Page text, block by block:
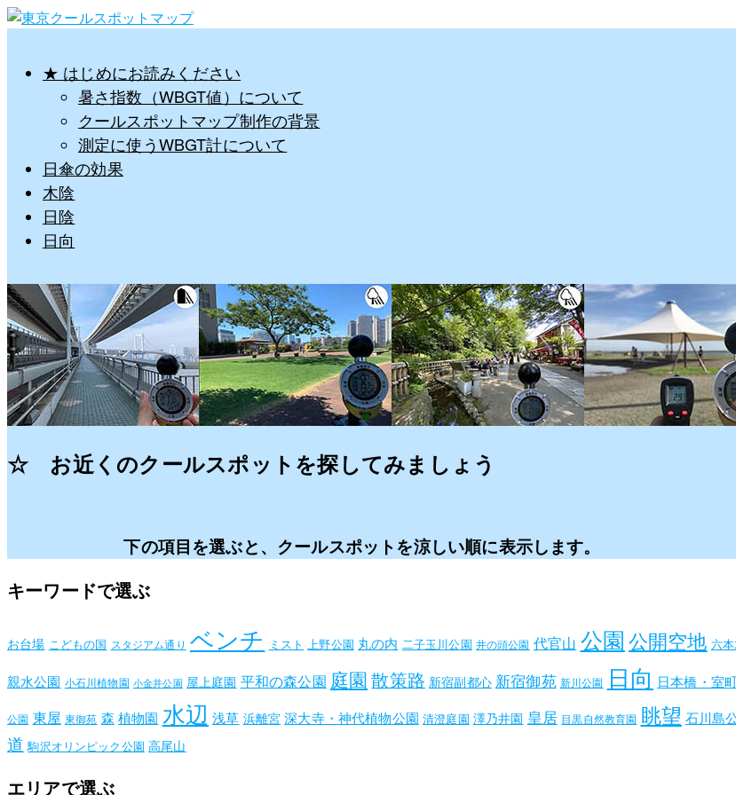
★ はじめにお読みください
暑さ指数（WBGT値）について
クールスポットマップ制作の背景
測定に使うWBGT計について
日傘の効果
木陰
日陰
日向
☆ お近くのクールスポットを探してみましょう
下の項目を選ぶと、クールスポットを涼しい順に表示します。
キーワードで選ぶ
お台場 こどもの国 スタジアム通り ベンチ ミスト 上野公園 丸の内 二子玉川公園 井の頭公園 代官山 公園公開空地 六
親水公園 小石川植物園 小金井公園 屋上庭園 平和の森公園 庭園散策路 新宿副都心 新宿御苑 新川公園 日向 日本橋・室
公園 東屋 東御苑 森 植物園 水辺 浅草 浜離宮 深大寺・神代植物公園 清澄庭園 澤乃井園 皇居 目黒自然教育園 眺望 石川島
道 駒沢オリンピック公園 高尾山
エリアで選ぶ